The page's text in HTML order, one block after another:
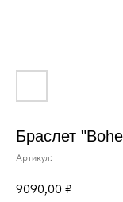
Браслет
Артикул:
9090,00 ₽